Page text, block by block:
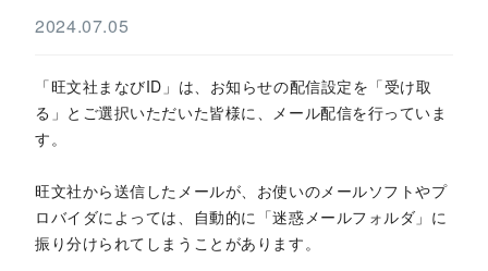
2024.07.05
「旺文社まなびID」は、お知らせの配信設定を「受け取
る」とご選択いただいた皆様に、メール配信を行っていま
す。
旺文社から送信したメールが、お使いのメールソフトやプ
ロバイダによっては、自動的に「迷惑メールフォルダ」に
振り分けられてしまうことがあります。